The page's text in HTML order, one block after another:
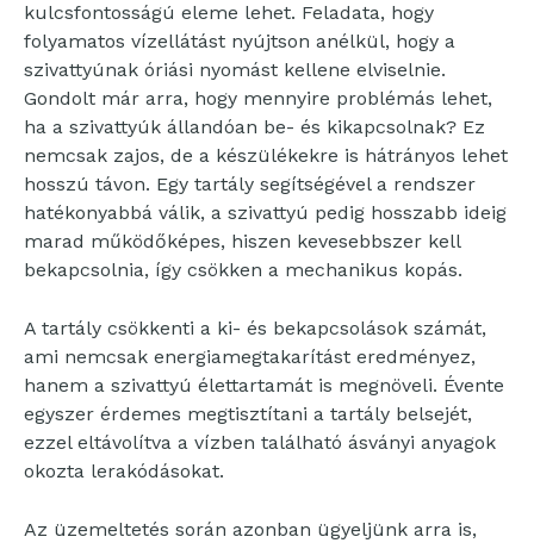
kulcsfontosságú eleme lehet. Feladata, hogy
folyamatos vízellátást nyújtson anélkül, hogy a
szivattyúnak óriási nyomást kellene elviselnie.
Gondolt már arra, hogy mennyire problémás lehet,
ha a szivattyúk állandóan be- és kikapcsolnak? Ez
nemcsak zajos, de a készülékekre is hátrányos lehet
hosszú távon. Egy tartály segítségével a rendszer
hatékonyabbá válik, a szivattyú pedig hosszabb ideig
marad működőképes, hiszen kevesebbszer kell
bekapcsolnia, így csökken a mechanikus kopás.
A tartály csökkenti a ki- és bekapcsolások számát,
ami nemcsak energiamegtakarítást eredményez,
hanem a szivattyú élettartamát is megnöveli. Évente
egyszer érdemes megtisztítani a tartály belsejét,
ezzel eltávolítva a vízben található ásványi anyagok
okozta lerakódásokat.
Az üzemeltetés során azonban ügyeljünk arra is,